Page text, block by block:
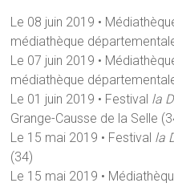
Le 08 juin 2019 •
médiathèque
Le 07 juin 2019 •
médiathèque
Le 01 juin 2019 • Festival la
Grange-Causse de la Selle
Le 15 mai 2019 • Festival la
(34)
Le 15 mai 2019 •